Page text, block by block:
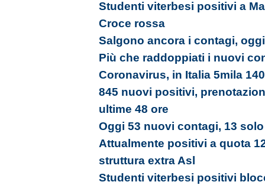
Studenti viterbesi positivi a
Croce rossa
Salgono ancora i contagi,
Più che raddoppiati i nuovi
Coronavirus, in Italia 5mila
845 nuovi positivi,
ultime 48 ore
Oggi 53 nuovi contagi, 13
Attualmente positivi a quota
struttura extra Asl
Studenti viterbesi positivi